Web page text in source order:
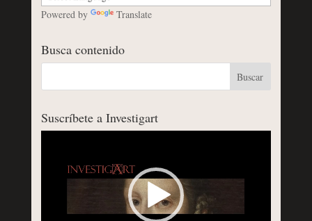
Powered by Translate
Busca contenido
Suscríbete a Investigart